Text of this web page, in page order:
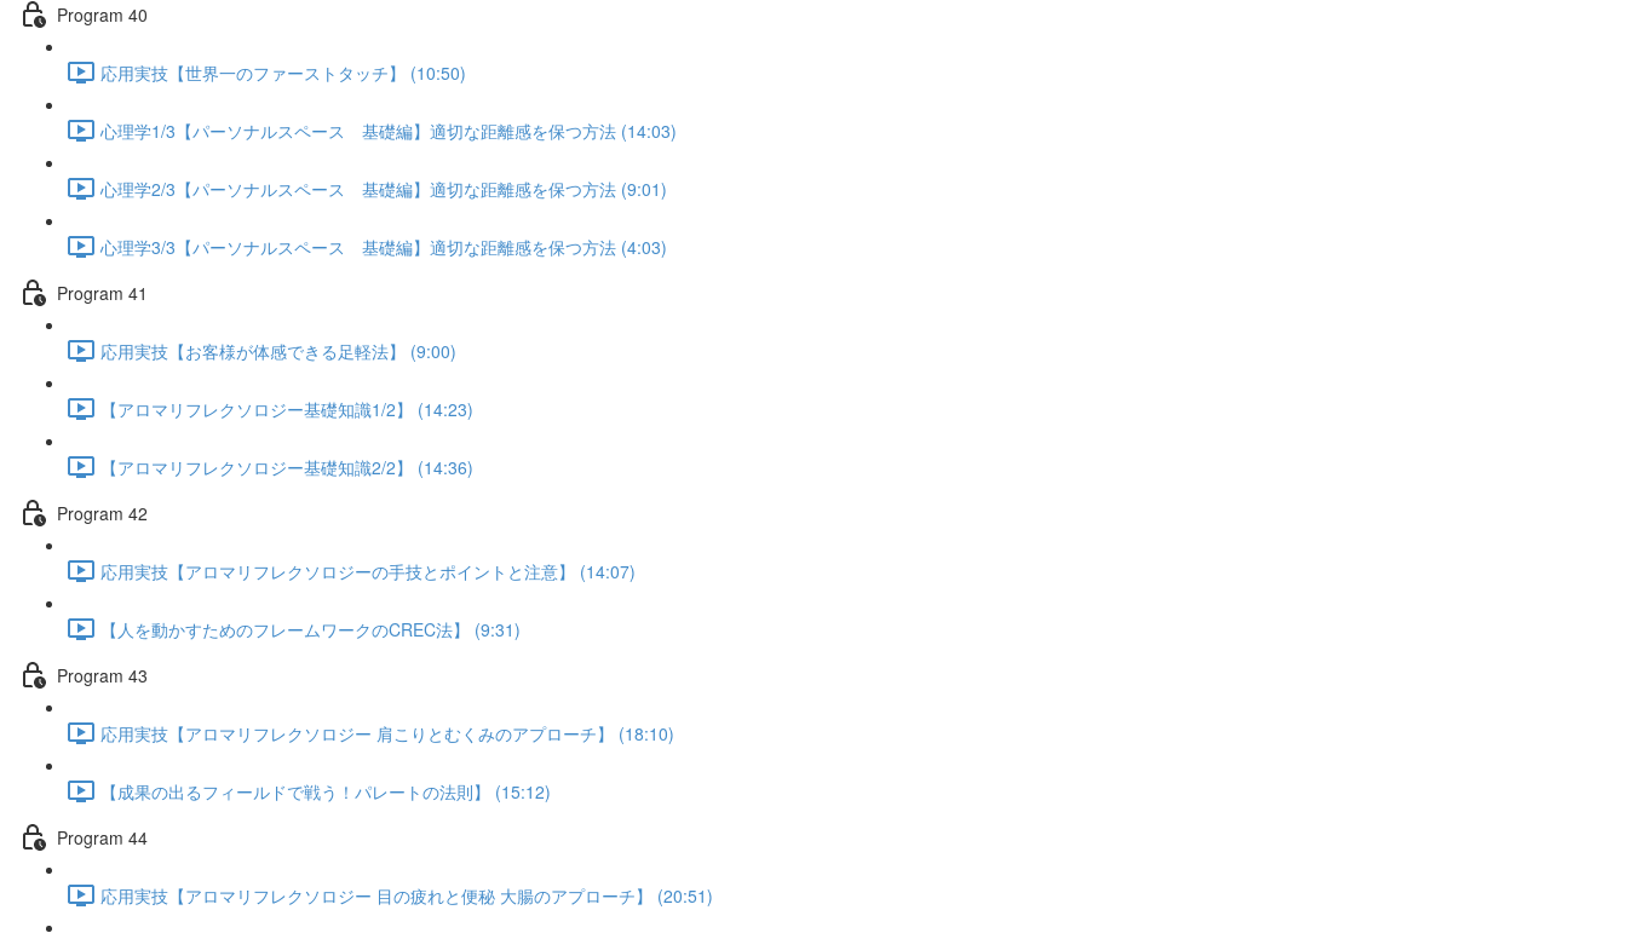
Program 40
応用実技【世界一のファーストタッチ】 (10:50)
心理学1/3【パーソナルスペース 基礎編】適切な距離感を保つ方法 (14:03)
心理学2/3【パーソナルスペース 基礎編】適切な距離感を保つ方法 (9:01)
心理学3/3【パーソナルスペース 基礎編】適切な距離感を保つ方法 (4:03)
Program 41
応用実技【お客様が体感できる足軽法】 (9:00)
【アロマリフレクソロジー基礎知識1/2】 (14:23)
【アロマリフレクソロジー基礎知識2/2】 (14:36)
Program 42
応用実技【アロマリフレクソロジーの手技とポイントと注意】 (14:07)
【人を動かすためのフレームワークのCREC法】 (9:31)
Program 43
応用実技【アロマリフレクソロジー 肩こりとむくみのアプローチ】 (18:10)
【成果の出るフィールドで戦う！パレートの法則】 (15:12)
Program 44
応用実技【アロマリフレクソロジー 目の疲れと便秘 大腸のアプローチ】 (20:51)